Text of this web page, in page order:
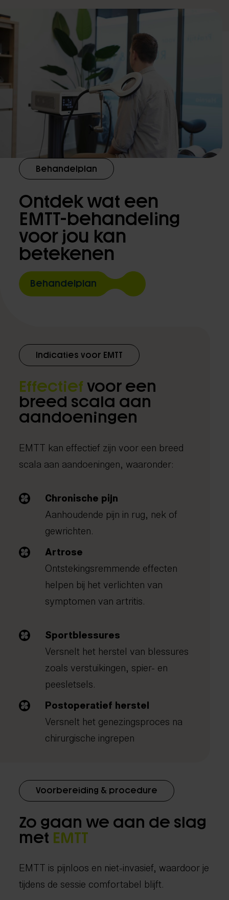
Behandelplan
Ontdek wat een
EMTT-behandeling
voor jou kan
betekenen
Behandelplan
Indicaties voor EMTT
Effectiefvoor een
breed scala aan
aandoeningen
EMTT kan effectief zijn voor een breed
scala aan aandoeningen, waaronder:
Chronische pijn
Aanhoudende pijn in rug, nek of
gewrichten.
Artrose
Ontstekingsremmende effecten
helpen bij het verlichten van
symptomen van artritis.
Sportblessures
Versnelt het herstel van blessures
zoals verstuikingen, spier- en
peesletsels.
Postoperatief herstel
Versnelt het genezingsproces na
chirurgische ingrepen
Voorbereiding & procedure
Zo gaan we aan de slag
met EMTT
EMTT is pijnloos en niet-invasief, waardoor je
tijdens de sessie comfortabel blijft.